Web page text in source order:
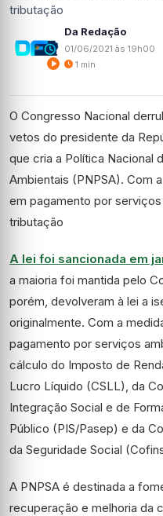
Da Redação
01/06/2021 às 19h00
1 min
O Congresso Nacional
vetos do presidente da
que cria a Política Nacional
Ambientais (PNPSA). Com
em pagamento por
tributação
A lei foi sancionada em
a maioria foi mantida pelo
porém, devolveram à lei a
originalmente. Com a
pagamento por serviços
cálculo do Imposto de
Lucro Líquido (CSLL), da
Integração Social e de
Público (PIS/Pasep) e da
da Seguridade Social
A PNPSA é destinada a
recuperação e melhoria da